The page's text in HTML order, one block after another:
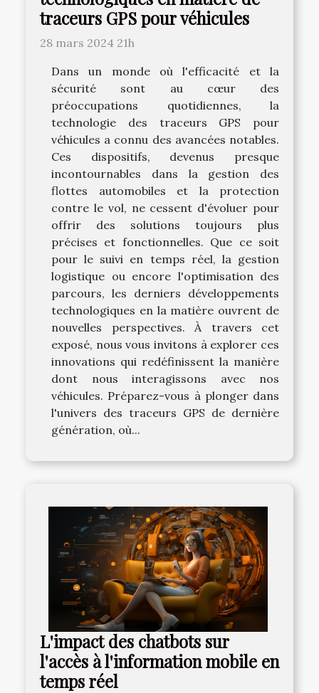
traceurs GPS pour véhicules
28 mars 2024 21h
Dans un monde où l'efficacité et la
sécurité sont au cœur des
préoccupations quotidiennes, la
technologie des traceurs GPS pour
véhicules a connu des avancées notables.
Ces dispositifs, devenus presque
incontournables dans la gestion des
flottes automobiles et la protection
contre le vol, ne cessent d'évoluer pour
offrir des solutions toujours plus
précises et fonctionnelles. Que ce soit
pour le suivi en temps réel, la gestion
logistique ou encore l'optimisation des
parcours, les derniers développements
technologiques en la matière ouvrent de
nouvelles perspectives. À travers cet
exposé, nous vous invitons à explorer ces
innovations qui redéfinissent la manière
dont nous interagissons avec nos
véhicules. Préparez-vous à plonger dans
l'univers des traceurs GPS de dernière
génération, où...
L'impact des chatbots sur
l'accès à l'information mobile en
temps réel